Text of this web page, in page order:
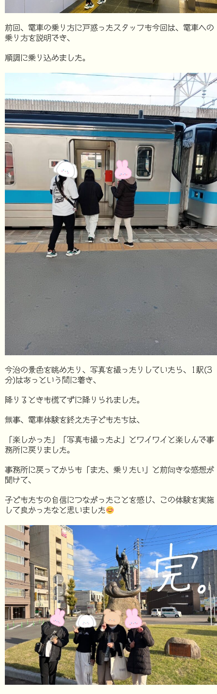
前回、電車の乗り方に戸惑ったスタッフも今回は、電車への
乗り方を説明でき、
順調に乗り込めました。
今治の景色を眺めたり、写真を撮ったりしていたら、1駅(3
分)はあっという間に着き、
降りるときも慌てずに降りられました。
無事、電車体験を終えた子どもたちは、
「楽しかった」「写真も撮ったよ」とワイワイと楽しんで事
務所に戻りました。
事務所に戻ってからも「また、乗りたい」と前向きな感想が
聞けて、
子どもたちの自信につながったことを感じ、この体験を実施
して良かったなと思いました